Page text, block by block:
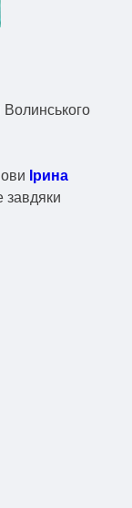
Волинського
Ірина
завдяки